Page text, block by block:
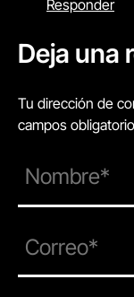
Responder
Deja una
Tu dirección de
campos